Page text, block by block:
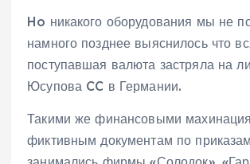
Ho никакого оборудования мы не
намного позднее выяснилось что
поступавшая валюта застряла на
Юсупова CC в Германии.
Такими же финансовыми
фиктивным документам по